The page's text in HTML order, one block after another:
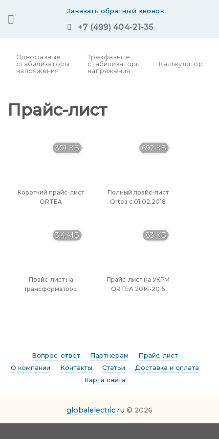
to
Заказать обратный звонок
+7 (499) 404-21-35
Однофазные
стабилизаторы
напряжения
Трехфазные
стабилизаторы
напряжения
Калькулятор
Прайс-лист
Короткий прайс-лист
ORTEA
301 КБ
Полный прайс-лист
Ortea с 01.02.2018
692 КБ
Прайс-лист на
трансформаторы
3.4 МБ
Прайс-лист на УКРМ
ORTEA 2014-2015
83 КБ
Вопрос-ответ Партнерам
Прайс-лист
О компании
Контакты Статьи
Доставка и оплата
Карта сайта
globalelectric.ru © 2026